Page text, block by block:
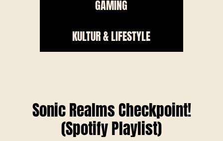
GAMING
KULTUR & LIFESTYLE
Sonic Realms Checkpoint!
(Spotify Playlist)